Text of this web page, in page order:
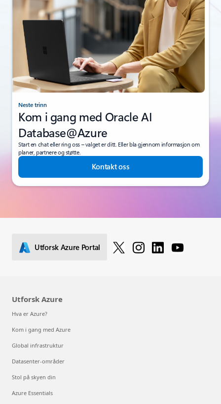
Neste trinn
Kom i gang med Oracle AI
Database@Azure
Start en chat eller ring oss – valget er ditt. Eller bla gjennom informasjon om
planer, partnere og støtte.
Kontakt oss
Utforsk Azure Portal
Utforsk Azure
Hva er Azure?
Kom i gang med Azure
Global infrastruktur
Datasenter-områder
Stol på skyen din
Azure Essentials